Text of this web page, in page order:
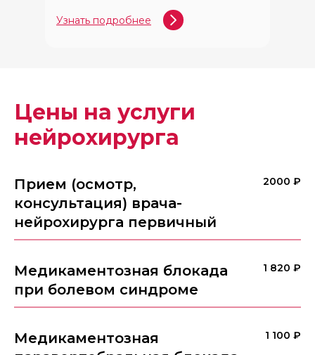
Узнать подробнее
Цены на услуги
нейрохирурга
Прием (осмотр,
консультация) врача-
нейрохирурга первичный
2000 ₽
Медикаментозная блокада
при болевом синдроме
1 820 ₽
Медикаментозная
1 100 ₽